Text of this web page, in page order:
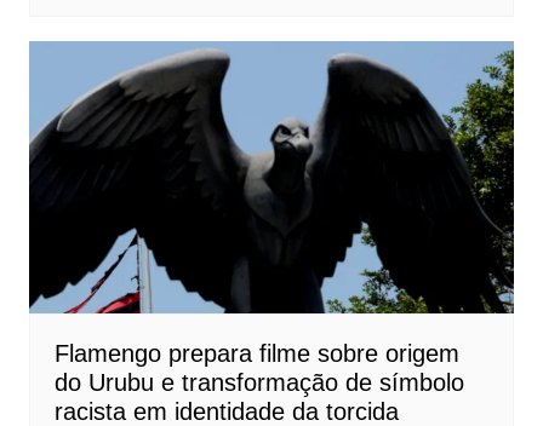
Flamengo prepara filme sobre origem
do Urubu e transformação de símbolo
racista em identidade da torcida